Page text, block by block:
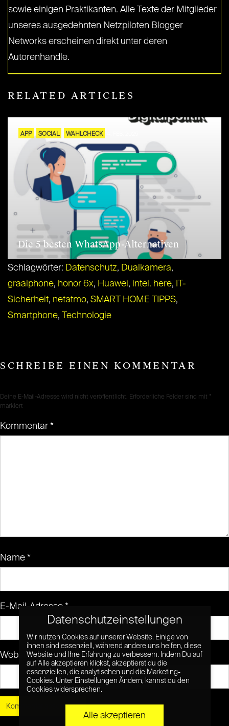
sowie einigen Praktikanten. Alle Texte der Mitglieder
unseres ausgedehnten Netzpiloten Blogger
Networks erscheinen direkt unter deren
Autorenhandle.
RELATED ARTICLES
APP SOCIAL WAHLCHECK
Die 5 besten WhatsApp-Alternativen
Schlagwörter: Datenschutz, Dualkamera,
graalphone, honor 6x, Huawei, intel. here, IT-
Sicherheit, netatmo, SMART HOME TIPPS,
Smartphone, Technologie
SCHREIBE EINEN KOMMENTAR
Deine E-Mail-Adresse wird nicht veröffentlicht. Erforderliche Felder sind mit *
markiert
Kommentar *
Name *
E-Mail-Adresse *
Website
Datenschutzeinstellungen
Wir nutzen Cookies auf unserer Website. Einige von
ihnen sind essenziell, während andere uns helfen, diese
Website und Ihre Erfahrung zu verbessern. Indem Du auf
auf Alle akzeptieren klickst, akzeptierst du die
essenziellen, die analytischen und die Marketing-
Cookies. Unter Einstellungen Ändern, kannst du den
Cookies widersprechen.
Alle akzeptieren